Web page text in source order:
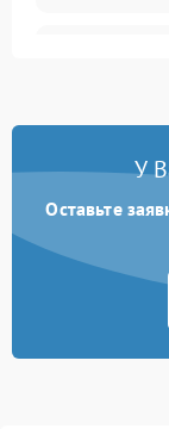
Нестабильная
Неравномерная
автоматическая
трапеции
У
Оставьте